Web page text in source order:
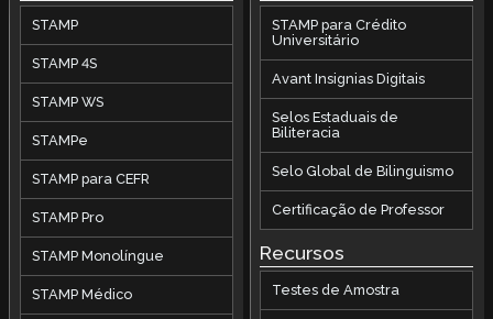
STAMP
STAMP 4S
STAMP WS
STAMPe
STAMP para CEFR
STAMP Pro
STAMP Monolíngue
STAMP Médico
STAMP para Crédito
Universitário
Avant Insignias Digitais
Selos Estaduais de
Biliteracia
Selo Global de Bilinguismo
Certificação de Professor
Recursos
Testes de Amostra